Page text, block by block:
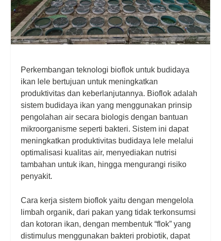
Perkembangan teknologi bioflok untuk budidaya
ikan lele bertujuan untuk meningkatkan
produktivitas dan keberlanjutannya. Bioflok adalah
sistem budidaya ikan yang menggunakan prinsip
pengolahan air secara biologis dengan bantuan
mikroorganisme seperti bakteri. Sistem ini dapat
meningkatkan produktivitas budidaya lele melalui
optimalisasi kualitas air, menyediakan nutrisi
tambahan untuk ikan, hingga mengurangi risiko
penyakit.
Cara kerja sistem bioflok yaitu dengan mengelola
limbah organik, dari pakan yang tidak terkonsumsi
dan kotoran ikan, dengan membentuk “flok” yang
distimulus menggunakan bakteri probiotik, dapat